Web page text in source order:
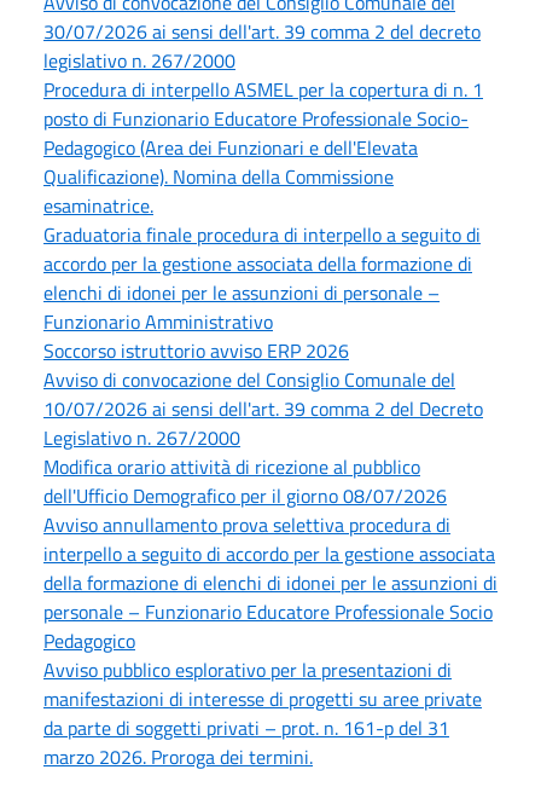
30/07/2026 ai sensi dell'art. 39 comma 2 del decreto
legislativo n. 267/2000
Procedura di interpello ASMEL per la copertura di n. 1
posto di Funzionario Educatore Professionale Socio-
Pedagogico (Area dei Funzionari e dell'Elevata
Qualificazione). Nomina della Commissione
esaminatrice.
Graduatoria finale procedura di interpello a seguito di
accordo per la gestione associata della formazione di
elenchi di idonei per le assunzioni di personale –
Funzionario Amministrativo
Soccorso istruttorio avviso ERP 2026
Avviso di convocazione del Consiglio Comunale del
10/07/2026 ai sensi dell'art. 39 comma 2 del Decreto
Legislativo n. 267/2000
Modifica orario attività di ricezione al pubblico
dell'Ufficio Demografico per il giorno 08/07/2026
Avviso annullamento prova selettiva procedura di
interpello a seguito di accordo per la gestione associata
della formazione di elenchi di idonei per le assunzioni di
personale – Funzionario Educatore Professionale Socio
Pedagogico
Avviso pubblico esplorativo per la presentazioni di
manifestazioni di interesse di progetti su aree private
da parte di soggetti privati – prot. n. 161-p del 31
marzo 2026. Proroga dei termini.